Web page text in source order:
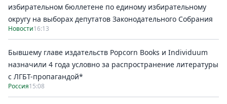
избирательном бюллетене по единому избирательному
округу на выборах депутатов Законодательного Собрания
Новости16:13
Бывшему главе издательств Popcorn Books и Individuum
назначили 4 года условно за распространение литературы
с ЛГБТ-пропагандой*
Россия15:08